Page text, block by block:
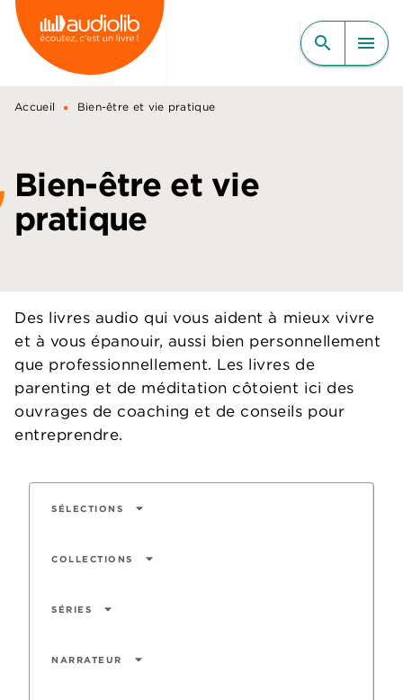
MENU RECHERCHE
CONTENU
PIED DE PAGE
search menu
Accueil • Bien-être et vie pratique
Bien-être et vie
pratique
Des livres audio qui vous aident à mieux vivre
et à vous épanouir, aussi bien personnellement
que professionnellement. Les livres de
parenting et de méditation côtoient ici des
ouvrages de coaching et de conseils pour
entreprendre.
SÉLECTIONS arrow_drop_down
COLLECTIONS arrow_drop_down
SÉRIES arrow_drop_down
NARRATEUR arrow_drop_down